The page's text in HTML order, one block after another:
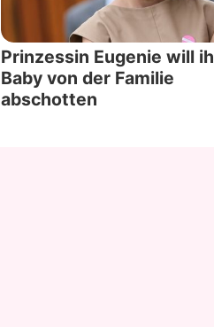
Prinzessin Eugenie will
Baby von der Familie
abschotten